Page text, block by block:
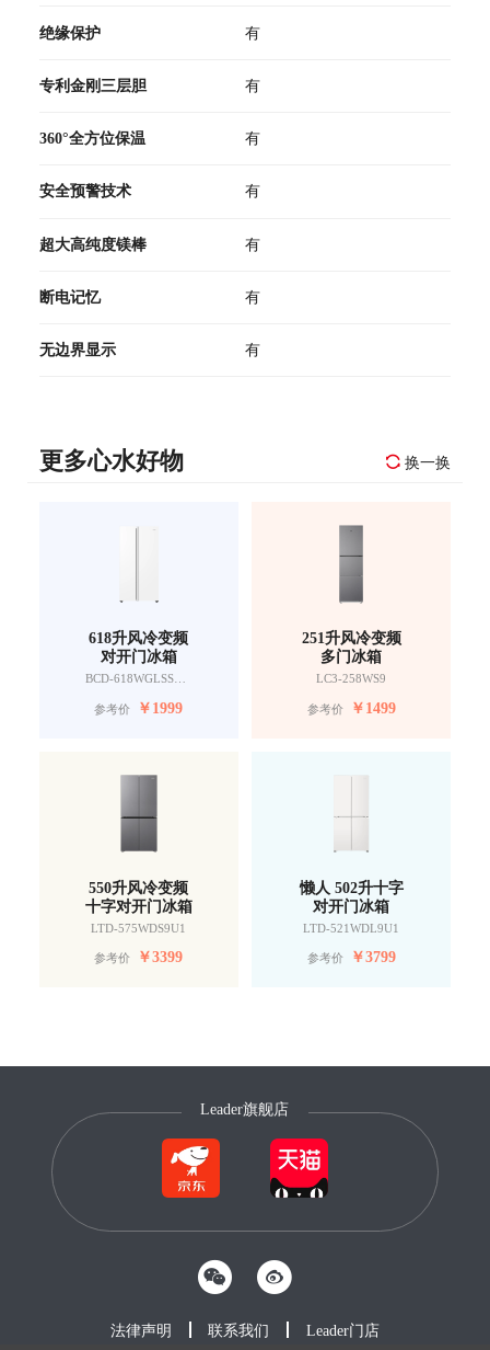
绝缘保护 有
专利金刚三层胆 有
360°全方位保温 有
安全预警技术 有
超大高纯度镁棒 有
断电记忆 有
无边界显示 有
更多心水好物 换一换
618升风冷变频
对开门冰箱
BCD-618WGLSSEDW9
参考价 ￥1999
251升风冷变频
多门冰箱
LC3-258WS9
参考价 ￥1499
550升风冷变频
十字对开门冰箱
LTD-575WDS9U1
参考价 ￥3399
懒人 502升十字
对开门冰箱
LTD-521WDL9U1
参考价 ￥3799
Leader旗舰店
法律声明 联系我们 Leader门店